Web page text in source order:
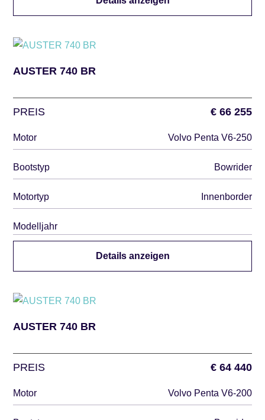
AUSTER 740 BR
PREIS € 66 255
Motor Volvo Penta V6-250
Bootstyp Bowrider
Motortyp Innenborder
Modelljahr
Details anzeigen
AUSTER 740 BR
PREIS € 64 440
Motor Volvo Penta V6-200